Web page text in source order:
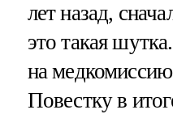
лет назад,
это такая
на
Повестку в